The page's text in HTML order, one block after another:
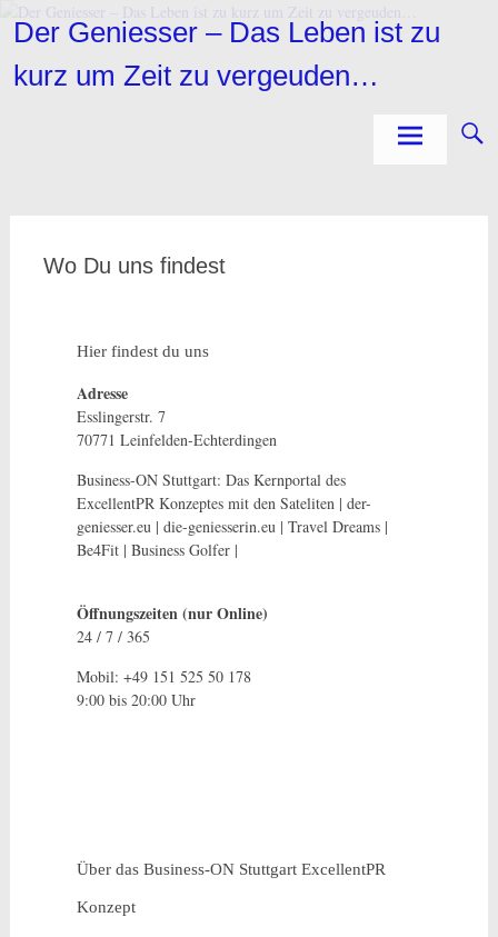
Zum
InhaltDer Geniesser – Das Leben ist zu
kurz um Zeit zu vergeuden…
Wo Du uns findest
Hier findest du uns
Adresse
Esslingerstr. 7
70771 Leinfelden-Echterdingen
Business-ON Stuttgart: Das Kernportal des
ExcellentPR Konzeptes mit den Sateliten | der-
geniesser.eu | die-geniesserin.eu | Travel Dreams |
Be4Fit | Business Golfer |
Öffnungszeiten (nur Online)
24 / 7 / 365
Mobil: +49 151 525 50 178
9:00 bis 20:00 Uhr
Über das Business-ON Stuttgart ExcellentPR
Konzept